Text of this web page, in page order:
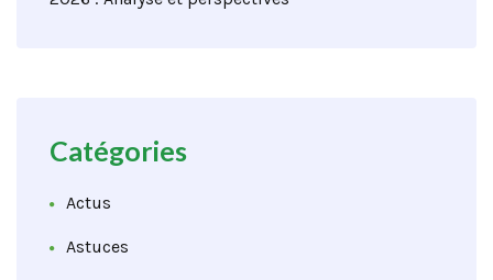
Catégories
Actus
Astuces